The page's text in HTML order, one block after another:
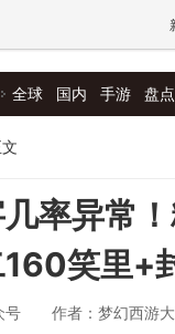
全球 国内 手游 盘点
几率异常
笑里+
号 作者：梦幻西游